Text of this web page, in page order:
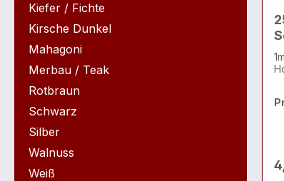
Kiefer / Fichte
Kirsche Dunkel
Mahagoni
Merbau / Teak
Rotbraun
Schwarz
Silber
Walnuss
Weiß